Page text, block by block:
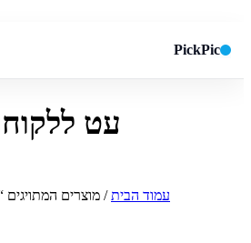
PickPic
חפש
עט
עמוד הבית/ מוצרים המתויגים